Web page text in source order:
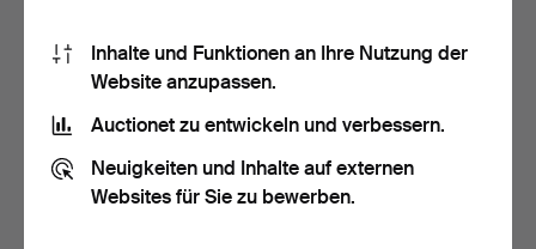
Inhalte und Funktionen an Ihre Nutzung der
Website anzupassen.
Auctionet zu entwickeln und verbessern.
Neuigkeiten und Inhalte auf externen
Websites für Sie zu bewerben.